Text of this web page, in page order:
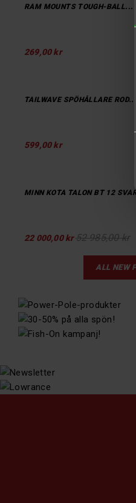
RAM MOUNTS TOUGH-BALL...
269,00 kr
TAILWAVE SPÖHÅLLARE ROD...
599,00 kr
MINN KOTA TALON BT 12
22 000,00 kr 52 985,00 kr
ALL NEW